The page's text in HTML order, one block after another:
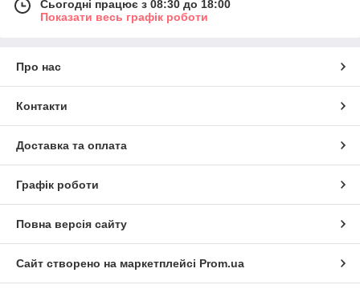
Сьогодні працює з 08:30 до 18:00
Показати весь графік роботи
Про нас
Контакти
Доставка та оплата
Графік роботи
Повна версія сайту
Сайт створено на маркетплейсі Prom.ua